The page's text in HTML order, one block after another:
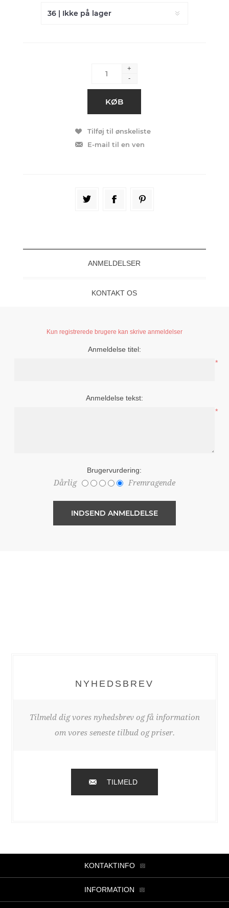
+
-
ANMELDELSER
KONTAKT OS
Kun registrerede brugere kan skrive anmeldelser
Anmeldelse titel:
*
Anmeldelse tekst:
*
Brugervurdering:
Dårlig Fremragende
NYHEDSBREV
Tilmeld dig vores nyhedsbrev og få information
om vores seneste tilbud og priser.
TILMELD
KONTAKTINFO
INFORMATION